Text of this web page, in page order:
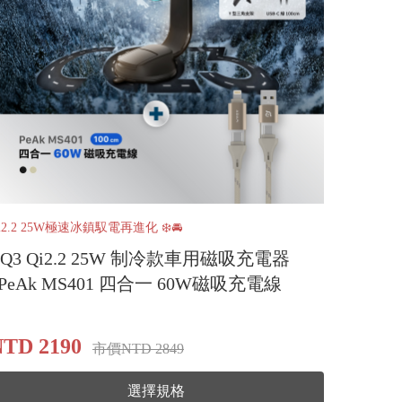
25W極速冰鎮馭電再進化 ❄️🚘
Qi2.2 25W 制冷款車用磁吸充電器
MS401 四合一 60W磁吸充電線
2190 市價NTD 2849
選擇規格